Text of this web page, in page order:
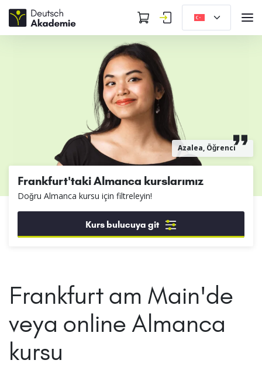
Frankfurt am Main'de
veya online Almanca
kursu
Azalea, Öğrenci
Frankfurt'taki Almanca kurslarımız
Doğru Almanca kursu için filtreleyin!
Kurs bulucuya git